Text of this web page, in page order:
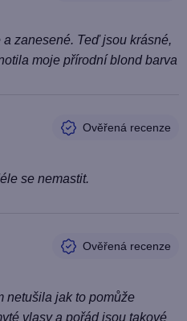
zanesené. Teď jsou krásné,
moje přírodní blond barva
se nemastit.
netušila jak to pomůže
vlasy a pořád jsou takové